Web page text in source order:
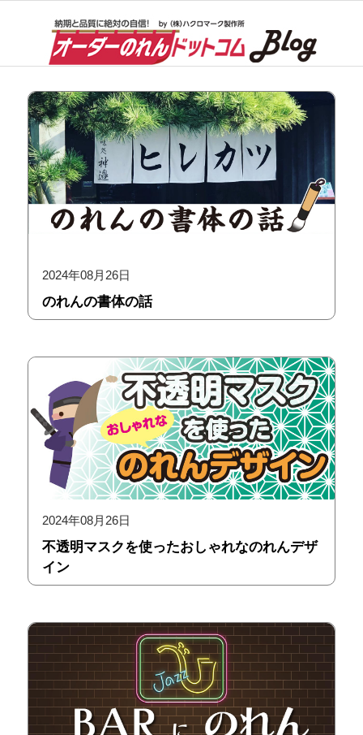
2024年08月26日
のれんの書体の話
2024年08月26日
不透明マスクを使ったおしゃれなのれんデザ
イン